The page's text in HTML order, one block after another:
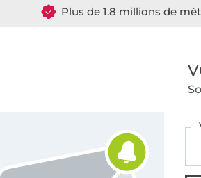
Plus de 1.8 millions de